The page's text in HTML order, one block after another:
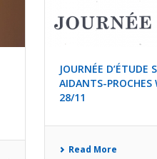
JOURNÉE D’ÉTUDE
AIDANTS-PROCHES
28/11
Read More